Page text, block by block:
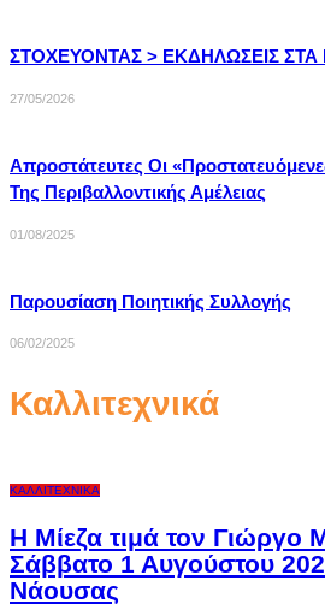
ΣΤΟΧΕΥΟΝΤΑΣ > ΕΚΔΗΛΩΣΕΙΣ ΣΤΑ
27/05/2026
Απροστάτευτες Οι
Της Περιβαλλοντικής Αμέλειας
01/08/2025
Παρουσίαση Ποιητικής Συλλογής
06/02/2025
Καλλιτεχνικά
ΚΑΛΛΙΤΕΧΝΙΚΆ
Η Μίεζα τιμά τον Γιώργο
Σάββατο 1 Αυγούστου
Νάουσας